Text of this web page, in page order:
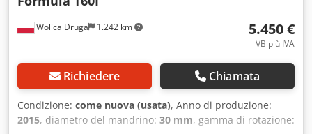
Wolica Druga 1.242 km 5.450 €
VB più IVA
Richiedere Chiamata
Condizione: come nuova (usata), Anno di produzione:
2015, diametro del mandrino: 30 mm, gamma di rotazione: